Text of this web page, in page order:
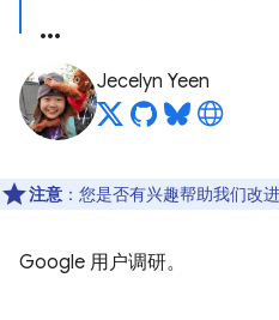
Jecelyn Yeen
注意 ：您是否有兴趣帮助我们改
Google 用户调研。